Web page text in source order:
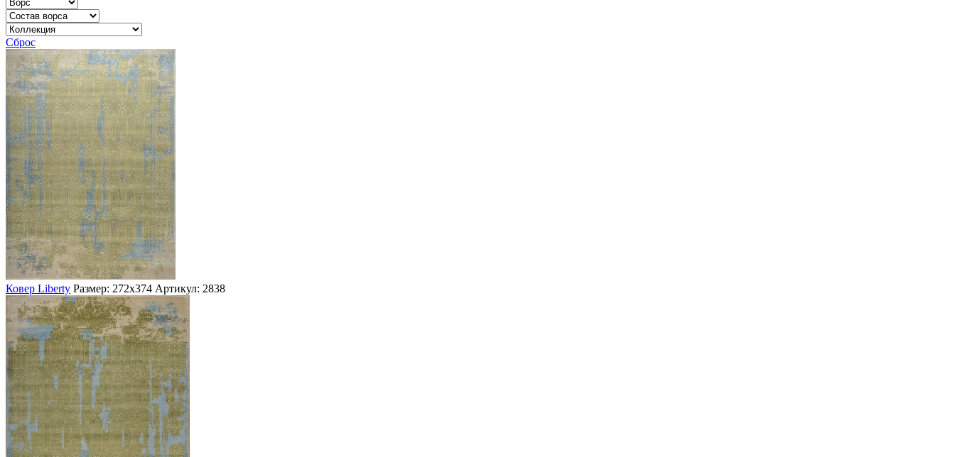
Сброс
Ковер Liberty Размер: 272х374 Артикул: 2838